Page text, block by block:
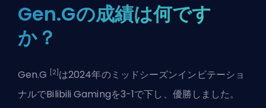
Gen.Gの成績は何です
か？
Gen.G [2] は2024年のミッドシーズンインビテーショ
ナルでBilibili Gamingを3-1で下し、優勝しました。